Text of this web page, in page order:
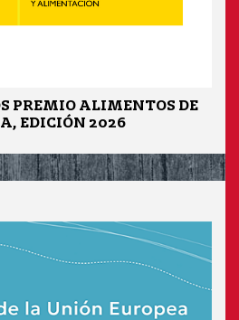
PREMIO ALIMENTOS DE
EDICIÓN 2026